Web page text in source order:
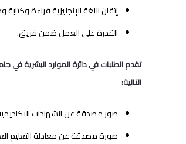
إتقان‭ ‬اللغة‭ ‬الإنجليزية‭ ‬قراءة‭ ‬وكتابة‭ ‬ومحادثة،‭ ‬علماً‭ ‬أن‭ ‬لغة‭ ‬التدريس‭ ‬المعمول‭ ‬بها‭ ‬هي‭ ‬اللغة‭ ‬الإنجليزية‭.‬
القدرة‭ ‬على‭ ‬العمل‭ ‬ضمن‭ ‬فريق‭.‬
تقدم‭ ‬الطلبات‭ ‬في‭ ‬دائرة‭ ‬الموارد‭ ‬البشرية‭ ‬في‭ ‬جامعة‭ ‬القدس‭ ‬بالحرم‭ ‬الرئيس‭ ‬في‭ ‬ابوديس‭ ‬او‭ ‬على‭ ‬الايميل‭ ‬
‬التالية‭:‬
صور‭ ‬مصدقة‭ ‬عن‭ ‬الشهادات‭ ‬الاكاديمية‭.‬
صورة‭ ‬مصدقة‭ ‬عن‭ ‬معادلة‭ ‬التعليم‭ ‬العالي‭.‬